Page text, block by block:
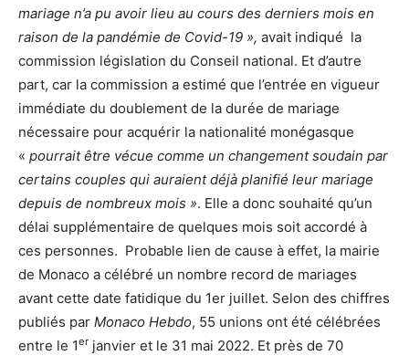
mariage n’a pu avoir lieu au cours des derniers mois en
raison de la pandémie de Covid-19 », avait indiqué la
commission législation du Conseil national. Et d’autre
part, car la commission a estimé que l’entrée en vigueur
immédiate du doublement de la durée de mariage
nécessaire pour acquérir la nationalité monégasque
« pourrait être vécue comme un changement soudain par
certains couples qui auraient déjà planifié leur mariage
depuis de nombreux mois ». Elle a donc souhaité qu’un
délai supplémentaire de quelques mois soit accordé à
ces personnes. Probable lien de cause à effet, la mairie
de Monaco a célébré un nombre record de mariages
avant cette date fatidique du 1er juillet. Selon des chiffres
publiés par Monaco Hebdo, 55 unions ont été célébrées
entre le 1er janvier et le 31 mai 2022. Et près de 70